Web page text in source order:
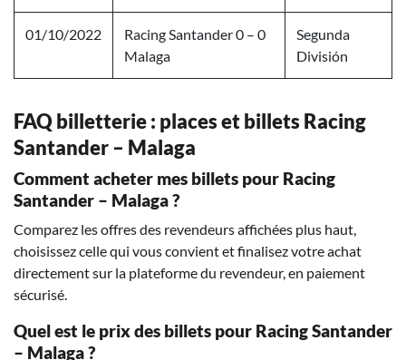
01/10/2022
Racing Santander 0 – 0
Malaga
Segunda
División
FAQ billetterie : places et billets Racing
Santander – Malaga
Comment acheter mes billets pour Racing
Santander – Malaga ?
Comparez les offres des revendeurs affichées plus haut,
choisissez celle qui vous convient et finalisez votre achat
directement sur la plateforme du revendeur, en paiement
sécurisé.
Quel est le prix des billets pour Racing Santander
– Malaga ?